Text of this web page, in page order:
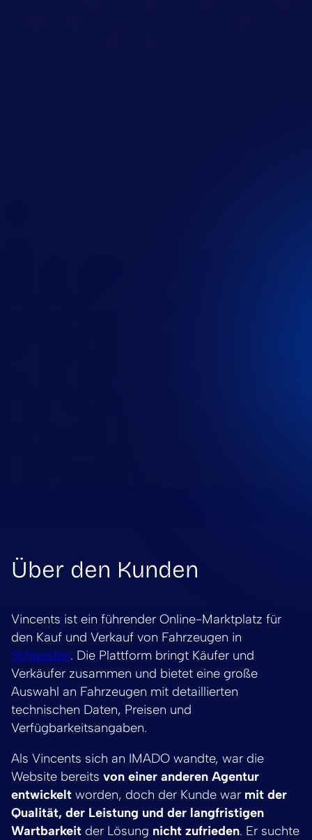
Über den Kunden
Vincents ist ein führender Online-Marktplatz für
den Kauf und Verkauf von Fahrzeugen in
Schweden. Die Plattform bringt Käufer und
Verkäufer zusammen und bietet eine große
Auswahl an Fahrzeugen mit detaillierten
technischen Daten, Preisen und
Verfügbarkeitsangaben.
Als Vincents sich an IMADO wandte, war die
Website bereits von einer anderen Agentur
entwickelt worden, doch der Kunde war mit der
Qualität, der Leistung und der langfristigen
Wartbarkeit der Lösung nicht zufrieden. Er suchte